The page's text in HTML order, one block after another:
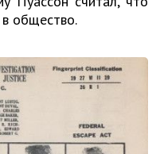
общество.